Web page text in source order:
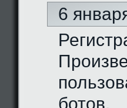
6
ботов.